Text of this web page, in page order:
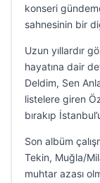
konseri
sahnesinin bir
Uzun yıllardır
hayatına dair
Deldim, Sen
listelere giren
bırakıp
Son albüm
Tekin, Muğla/
muhtar azası